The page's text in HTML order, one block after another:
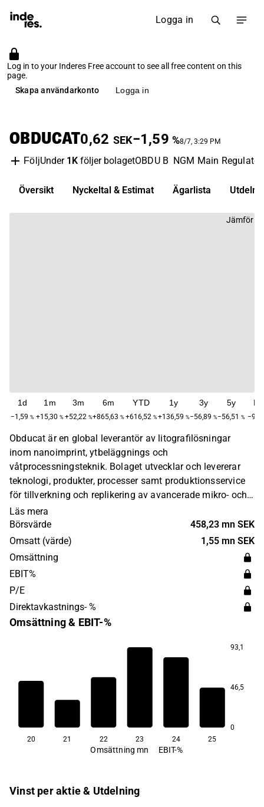
Logga in
Log in to your Inderes Free account to see all free content on this
page.
Skapa användarkonto
Logga in
OBDUCAT0,62 SEK−1,59 %8/7, 3:29 PM
FöljUnder 1K följer bolagetOBDU B NGM Main Regulated
Översikt Nyckeltal & Estimat Ägarlista
Jämför
1d
−1,59 %
1m
+15,30 %
3m
+52,22 %
6m
+865,63 %
YTD
+616,52 %
1y
+136,59 %
3y
−56,89 %
5y
−56,51 %
Obducat är en global leverantör av litografilösningar
inom nanoimprint, ytbeläggnings och
våtprocessningsteknik. Bolaget utvecklar och levererar
teknologi, produkter, processer samt produktionsservice
för tillverkning och replikering av avancerade mikro- och
nanostrukturer. Obducats produkter och tjänster används
inom LED och display-, optik och fotonik-, MEMS och
sensor-industrierna samt inom kraft- och
högfrekvenselektronik. Bolaget grundades 1989 och har
huvudkontor i Lund.
Läs mera
Börsvärde
458,23 mn SEK
Omsatt (värde)
1,55 mn SEK
Omsättning
EBIT%
P/E
Direktavkastnings- %
Omsättning & EBIT-%
93,1
46,5
0
20 21 22 23 24 25
Omsättning mn EBIT-%
Vinst per aktie & Utdelning